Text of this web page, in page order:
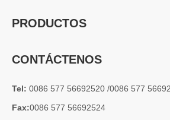
PRODUCTOS
CONTÁCTENOS
Tel: 0086 577 56692520 /0086 577
Fax:0086 577 56692524